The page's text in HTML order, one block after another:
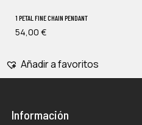
1 PETAL FINE CHAIN ​​PENDANT
54,00 €
Añadir a favoritos
Información